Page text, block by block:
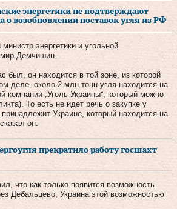
энергетики не подтверждают
возобновлении поставок угля из РФ
энергетики и угольной
Демчишин.
был, он находится в той зоне, из которой
деле, около 2 млн тонн угля находится на
компании „Уголь Украины“, который можно
То есть не идет речь о закупке у
принадлежит Украине, который находится на
он.
прекратило работу госшахт
что как только появится возможность
Дебальцево, Украина этой возможностью